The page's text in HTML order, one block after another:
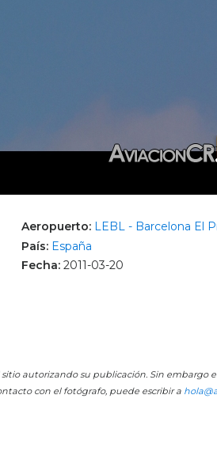
Aeropuerto: LEBL - Barcelona El
País: España
Fecha: 2011-03-20
autorizando su publicación. Sin embargo
con el fotógrafo, puede escribir a